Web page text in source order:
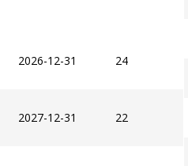
2026-12-31 24
2027-12-31 22